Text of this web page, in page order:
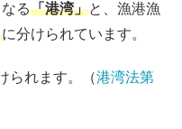
る「港湾」と、漁港漁
に分けられています。
られます。（港湾法第